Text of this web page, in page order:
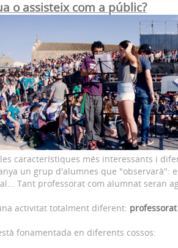
o assisteix com a públic?
característiques més interessants i
un grup d'alumnes que "observarà":
Tant professorat com alumnat seran
activitat totalment diferent:
fonamentada en diferents cossos: